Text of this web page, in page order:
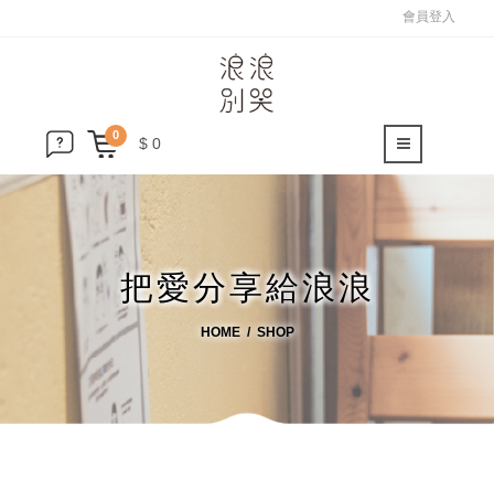
會員登入
0 $ 0
把愛分享給浪浪
HOME SHOP